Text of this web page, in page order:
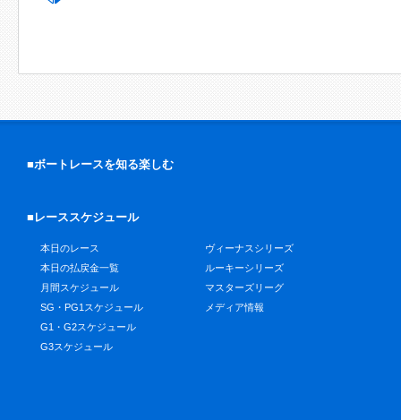
■ボートレースを知る楽しむ
■レーススケジュール
本日のレース
本日の払戻金一覧
月間スケジュール
SG・PG1スケジュール
G1・G2スケジュール
G3スケジュール
ヴィーナスシリーズ
ルーキーシリーズ
マスターズリーグ
メディア情報